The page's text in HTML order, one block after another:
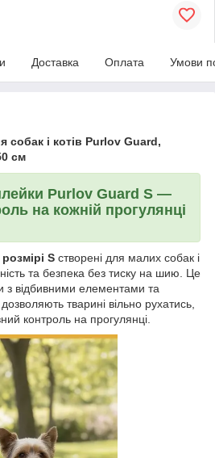
Доставка Оплата Умови
собак і котів Purlov Guard,
см
Purlov Guard S —
на кожній прогулянці
S створені для малих собак і
та безпека без тиску на шию. Це
з відбивними елементами та
тварині вільно рухатись,
контроль на прогулянці.